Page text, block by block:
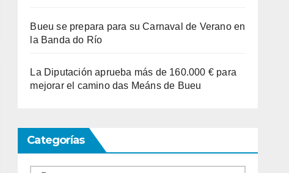
Bueu se prepara para su Carnaval de Verano en
la Banda do Río
La Diputación aprueba más de 160.000 € para
mejorar el camino das Meáns de Bueu
Categorías